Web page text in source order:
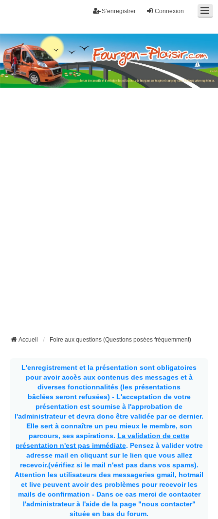
Connexion
S’enregistrer
Fourgon-plaisir.com
Forum de conseils et d'entraide des utilisateurs de fourgons, fourgons
aménagés, vans et de camping-car. Partagez votre expérience.
Accueil Foire aux questions (Questions posées fréquemment)
L'enregistrement et la présentation sont obligatoires
pour avoir accès aux contenus des messages et à
diverses fonctionnalités (les présentations
bâclées seront refusées) - L'acceptation de votre
présentation est soumise à l'approbation de
l'administrateur et devra donc être validée par ce dernier.
Elle sert à connaître un peu mieux le membre, son
parcours, ses aspirations. La validation de cette
présentation n'est pas immédiate. Pensez à valider votre
adresse mail en cliquant sur le lien que vous allez
recevoir.(vérifiez si le mail n'est pas dans vos spams).
Attention les utilisateurs des messageries gmail, hotmail
et live peuvent avoir des problèmes pour recevoir les
mails de confirmation - Dans ce cas merci de contacter
l'administrateur à l'aide de la page "nous contacter"
située en bas du forum.